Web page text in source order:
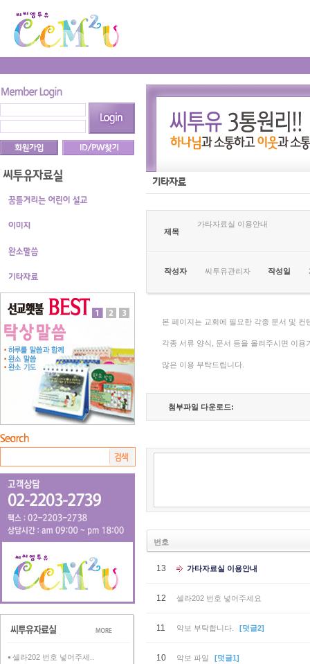
셀라202 번호 넣어주세..
제목
가타자료실 이용안내
작성자 씨투유관리자 작성일
본 페이지는 교회에 필요한 각종 문서 및 컨
각종 서류 양식, 문서 등을 올려주시면 이
많은 이용 부탁드립니다.
첨부파일 다운로드:
번호
13 가타자료실 이용안내
12 셀라202 번호 넣어주세요
11 악보 부탁합니다. [덧글2]
10 악보 파일 [덧글1]